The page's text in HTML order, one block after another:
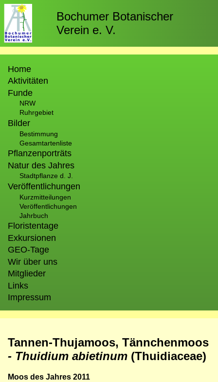
Direkt
zum
Inhalt
Bochumer Botanischer
Verein e. V.
Home
Aktivitäten
Funde
NRW
Ruhrgebiet
Bilder
Bestimmung
Gesamtartenliste
Pflanzenporträts
Natur des Jahres
Stadtpflanze d. J.
Veröffentlichungen
Kurzmitteilungen
Veröffentlichungen
Jahrbuch
Floristentage
Exkursionen
GEO-Tage
Wir über uns
Mitglieder
Links
Impressum
Tannen-Thujamoos, Tännchenmoos
- Thuidium abietinum (Thuidiaceae)
Moos des Jahres 2011